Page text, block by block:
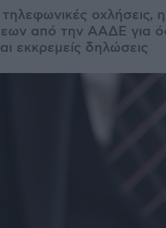
οχλήσεις,
από την ΑΑΔΕ για
εκκρεμείς δηλώσεις